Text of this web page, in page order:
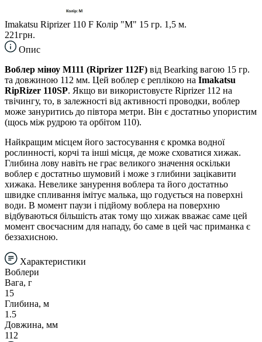
Imakatsu Riprizer 110 F Колір "M" 15 гр. 1,5 м.
221грн.
Опис
Воблер міноу M111 (Riprizer 112F) від Bearking вагою 15 гр.
та довжиною 112 мм. Цей воблер є реплікою на Imakatsu
RipRizer 110SP. Якщо ви використовуєте Riprizer 112 на
твічингу, то, в залежності від активності проводки, воблер
може зануритись до півтора метри. Він є достатньо упористим
(щось між рудрою та орбітом 110).
Найкращим місцем його застосування є кромка водної
рослинності, корчі та інші місця, де може сховатися хижак.
Глибина лову навіть не грає великого значення оскільки
воблер є достатньо шумовий і може з глибини зацікавити
хижака. Невелике занурення воблера та його достатньо
швидке спливання імітує малька, що годується на поверхні
води. В момент паузи і підйому воблера на поверхню
відбуваються більшість атак тому що хижак вважає саме цей
момент своєчасним для нападу, бо саме в цей час приманка є
беззахисною.
Характеристики
Воблери
Вага, г
15
Глибина, м
1.5
Довжина, мм
112